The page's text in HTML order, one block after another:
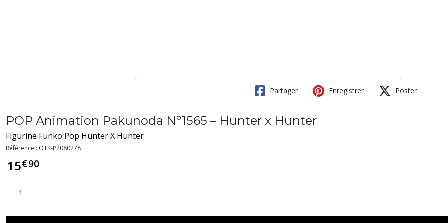
Partager Enregistrer Poster
POP Animation Pakunoda N°1565 – Hunter x Hunter
Figurine Funko Pop Hunter X Hunter
Référence : OTK-P2080278
15€90